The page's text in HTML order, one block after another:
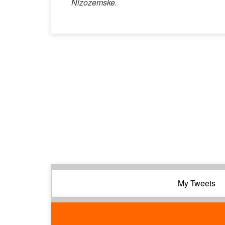
My Tweets